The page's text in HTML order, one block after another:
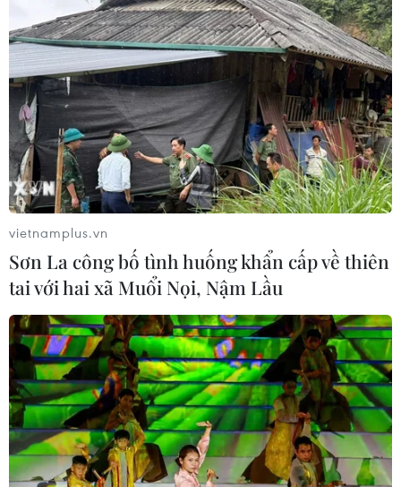
vietnamplus.vn
Sơn La công bố tình huống khẩn cấp về thiên
tai với hai xã Muổi Nọi, Nậm Lầu